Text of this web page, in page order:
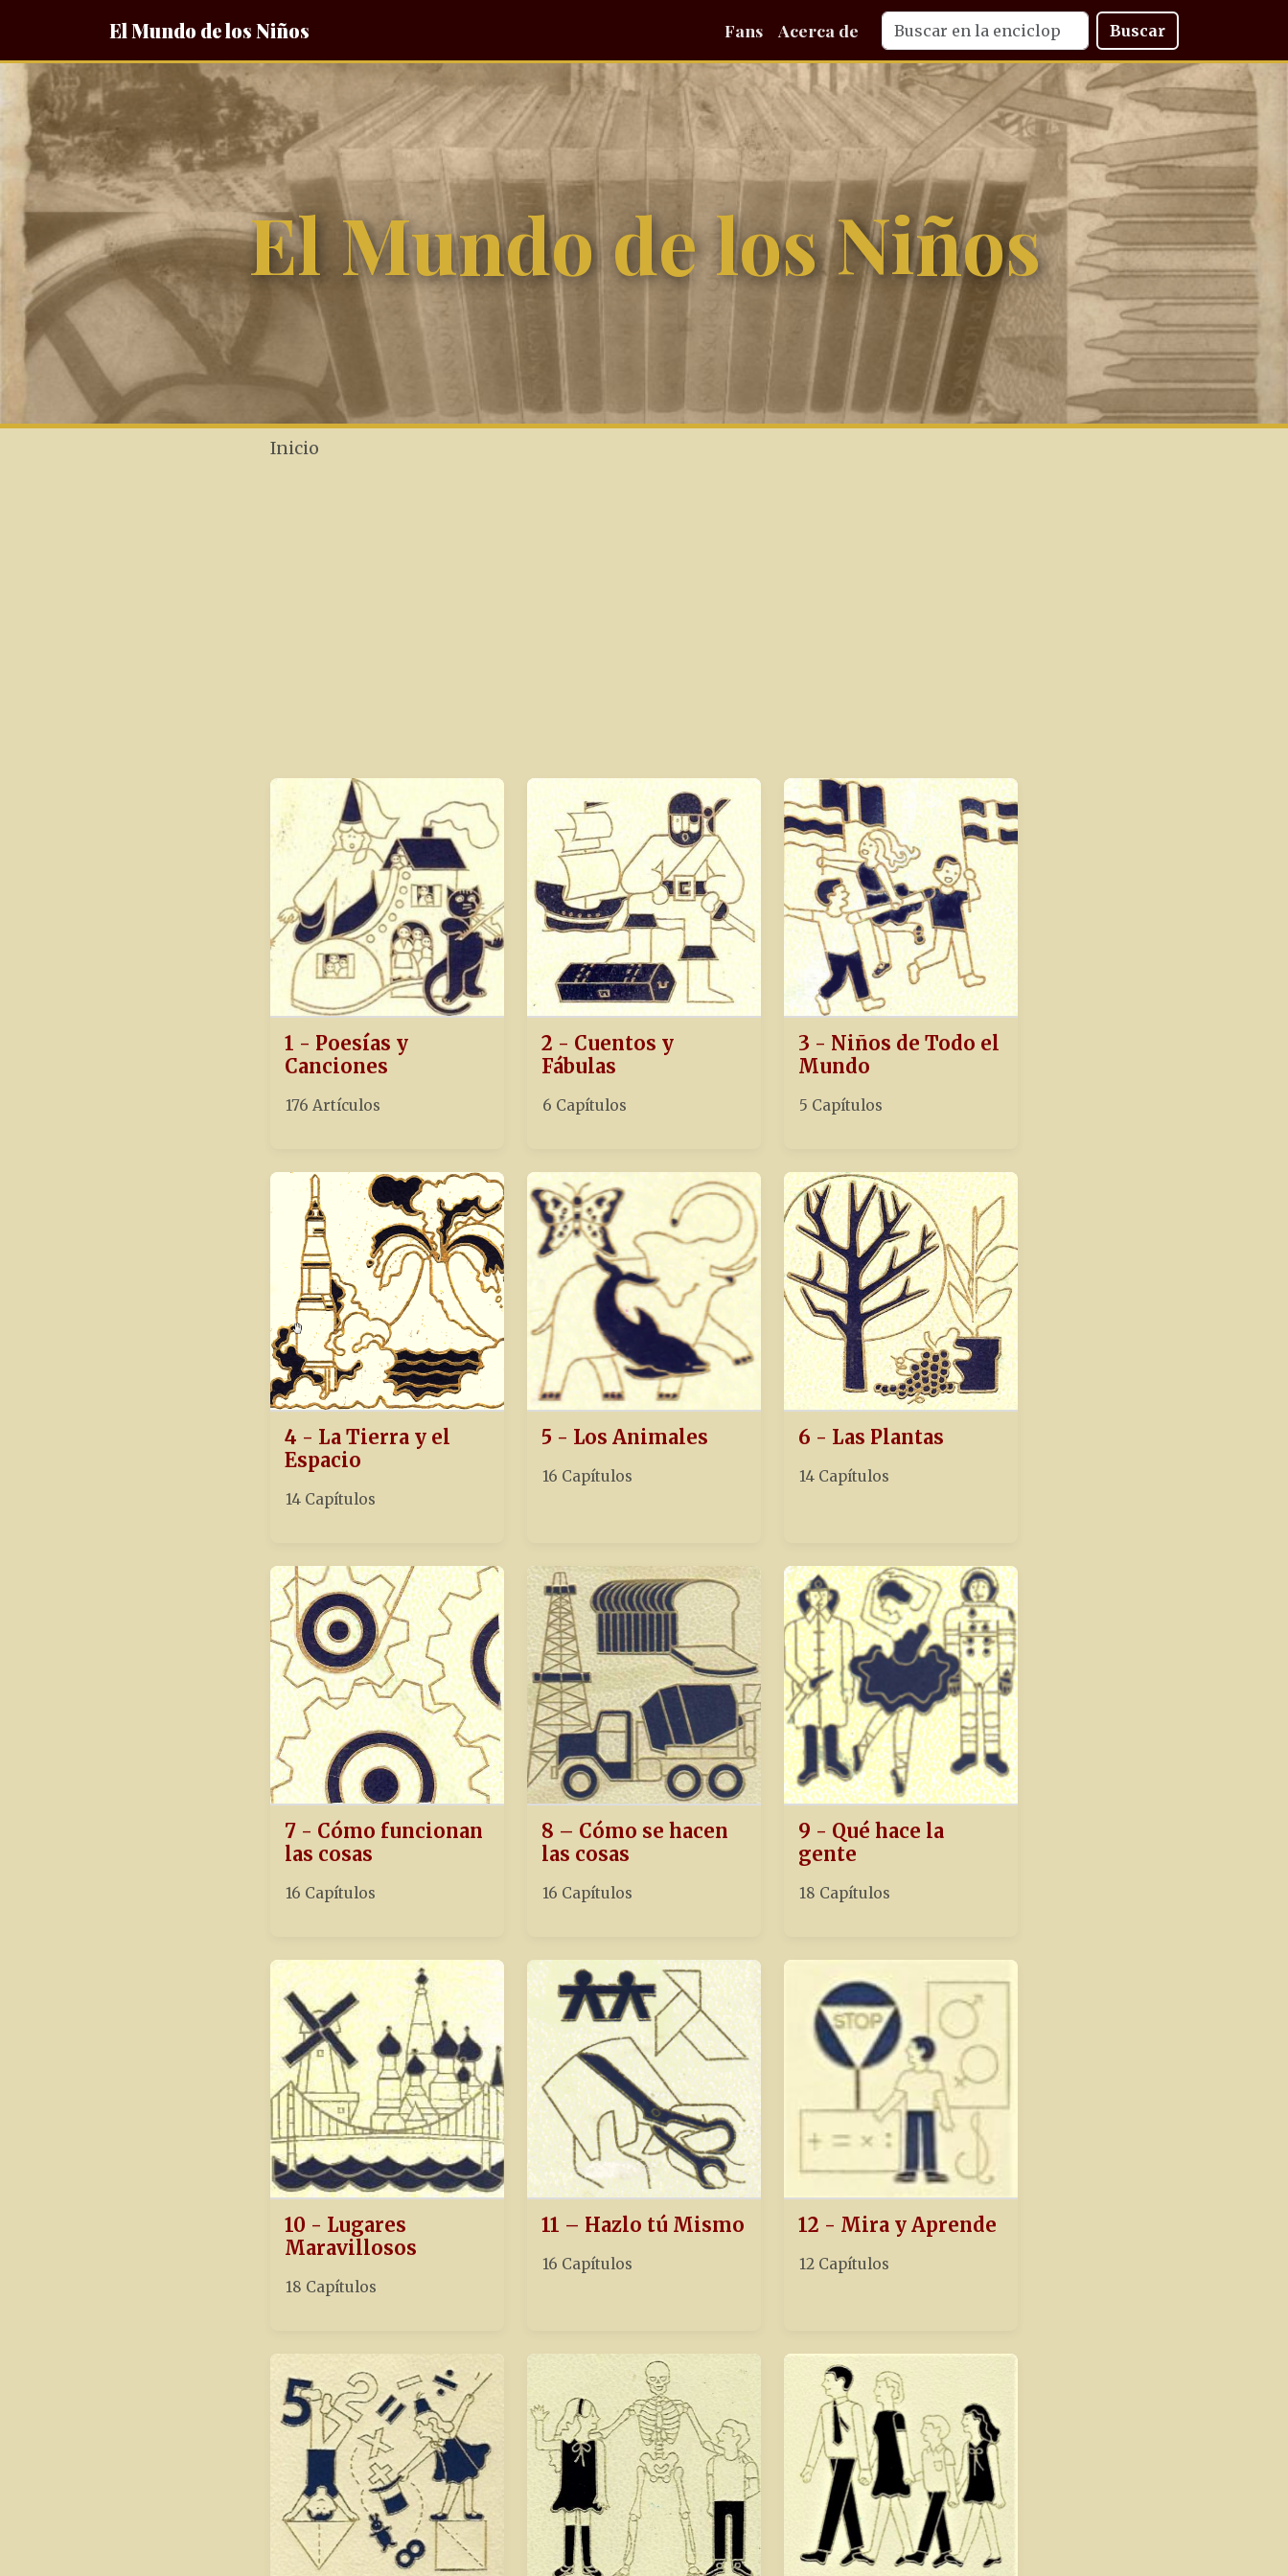
El Mundo de los Niños Fans Acerca de Buscar
El Mundo de los Niños
Inicio
1 - Poesías y
Canciones
176 Artículos
2 - Cuentos y
Fábulas
6 Capítulos
3 - Niños de Todo el
Mundo
5 Capítulos
4 - La Tierra y el
Espacio
14 Capítulos
5 - Los Animales
16 Capítulos
6 - Las Plantas
14 Capítulos
7 - Cómo funcionan
las cosas
16 Capítulos
8 – Cómo se hacen
las cosas
16 Capítulos
9 - Qué hace la
gente
18 Capítulos
10 - Lugares
Maravillosos
18 Capítulos
11 – Hazlo tú Mismo
16 Capítulos
12 - Mira y Aprende
12 Capítulos